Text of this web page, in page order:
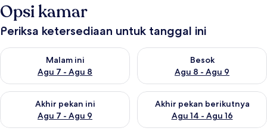
Opsi kamar
Periksa ketersediaan untuk tanggal ini
Malam ini
Agu 7 - Agu 8
Periksa ketersediaan untuk malam ini Agu 7 - Agu 8
Besok
Agu 8 - Agu 9
Periksa ketersediaan untuk
Akhir pekan ini
Agu 7 - Agu 9
Periksa ketersediaan untuk akhir pekan ini Agu 7 - Agu 9
Akhir pekan berikutnya
Agu 14 - Agu 16
Periksa ketersediaan untuk